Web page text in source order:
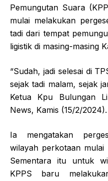
Pemungutan Suara
mulai melakukan
tadi dari tempat
ligistik di masing-masing
“Sudah, jadi selesai di
sejak tadi malam, sejak
Ketua Kpu Bulungan
News, Kamis (15/2/2024).
Ia mengatakan
wilayah perkotaan mulai
Sementara itu untuk
KPPS baru